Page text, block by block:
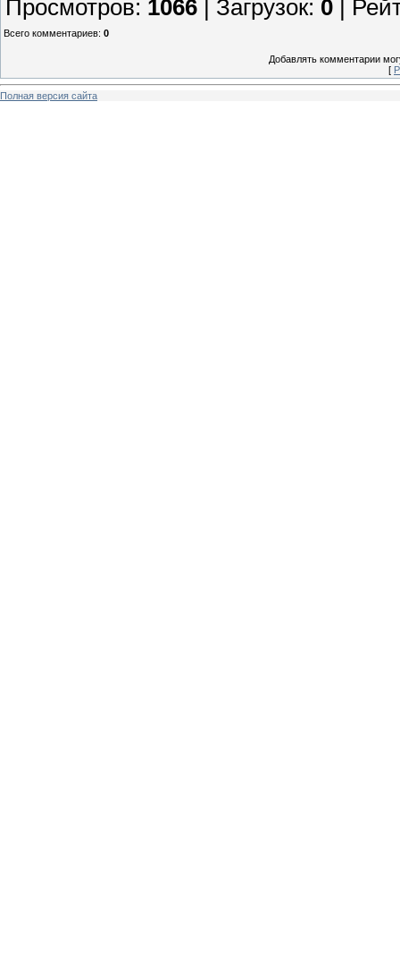
Просмотров: 1066 Загрузок: 0
Всего комментариев: 0
Добавлять комментарии
[
Полная версия сайта